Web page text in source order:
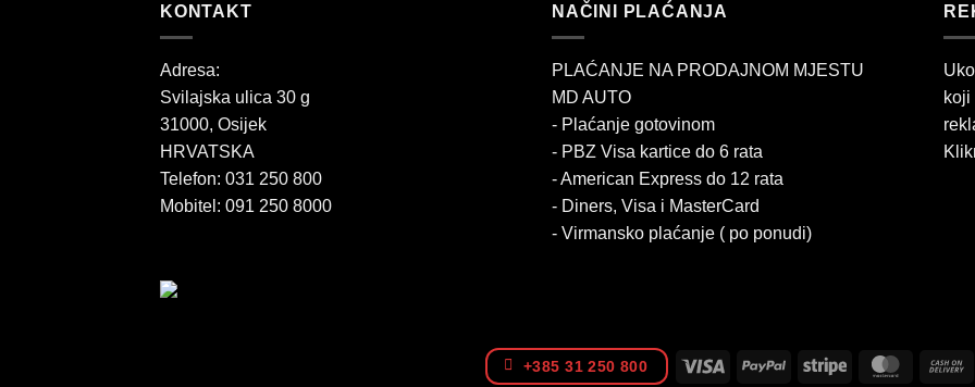
KONTAKT
Adresa:
Svilajska ulica 30 g
31000, Osijek
HRVATSKA
Telefon: 031 250 800
Mobitel: 091 250 8000
NAČINI PLAĆANJA
PLAĆANJE NA PRODAJNOM MJESTU
MD AUTO
- Plaćanje gotovinom
- PBZ Visa kartice do 6 rata
- American Express do 12 rata
- Diners, Visa i MasterCard
- Virmansko plaćanje ( po ponudi)
koji
+385 31 250 800 Visa PayPal Stripe